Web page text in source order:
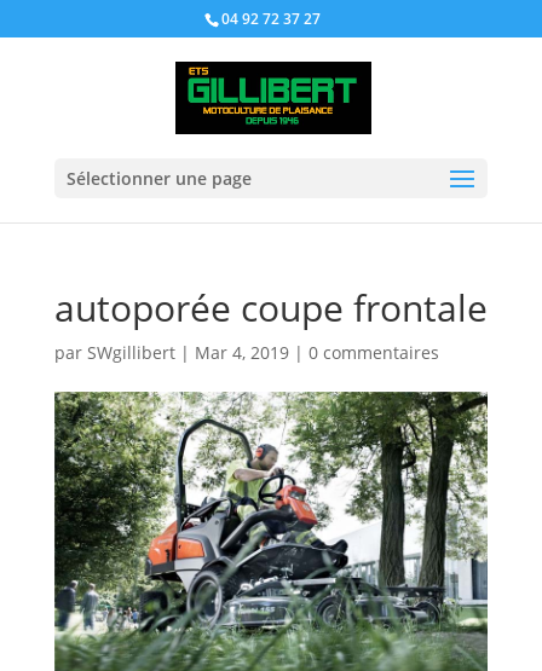
04 92 72 37 27
Sélectionner une page
autoporée coupe frontale
par SWgillibert| Mar 4, 2019| 0 commentaires